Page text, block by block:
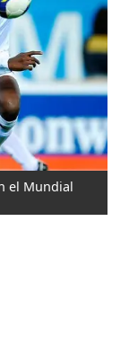
el Mundial